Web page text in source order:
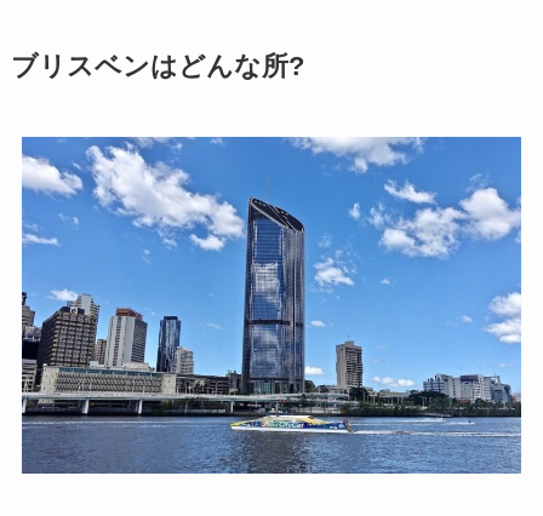
ブリスベンはどんな所?